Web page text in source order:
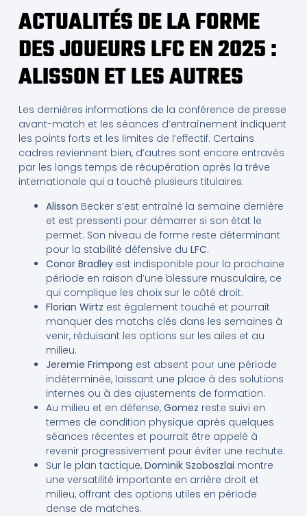
ACTUALITÉS DE LA FORME
DES JOUEURS LFC EN 2025 :
ALISSON ET LES AUTRES
Les dernières informations de la conférence de presse
avant-match et les séances d’entraînement indiquent
les points forts et les limites de l’effectif. Certains
cadres reviennent bien, d’autres sont encore entravés
par les longs temps de récupération après la trêve
internationale qui a touché plusieurs titulaires.
Alisson Becker s’est entraîné la semaine dernière
et est pressenti pour démarrer si son état le
permet. Son niveau de forme reste déterminant
pour la stabilité défensive du LFC.
Conor Bradleyest indisponible pour la prochaine
période en raison d’une blessure musculaire, ce
qui complique les choix sur le côté droit.
Florian Wirtz est également touché et pourrait
manquer des matchs clés dans les semaines à
venir, réduisant les options sur les ailes et au
milieu.
Jeremie Frimpong est absent pour une période
indéterminée, laissant une place à des solutions
internes ou à des ajustements de formation.
Au milieu et en défense, Gomez reste suivi en
termes de condition physique après quelques
séances récentes et pourrait être appelé à
revenir progressivement pour éviter une rechute.
Sur le plan tactique, Dominik Szoboszlai montre
une versatilité importante en arrière droit et
milieu, offrant des options utiles en période
dense de matches.